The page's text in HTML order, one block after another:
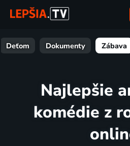
Deťom Dokumenty Zábava
Najlepšie
komédie z